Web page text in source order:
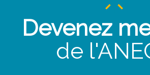
Devenez
de